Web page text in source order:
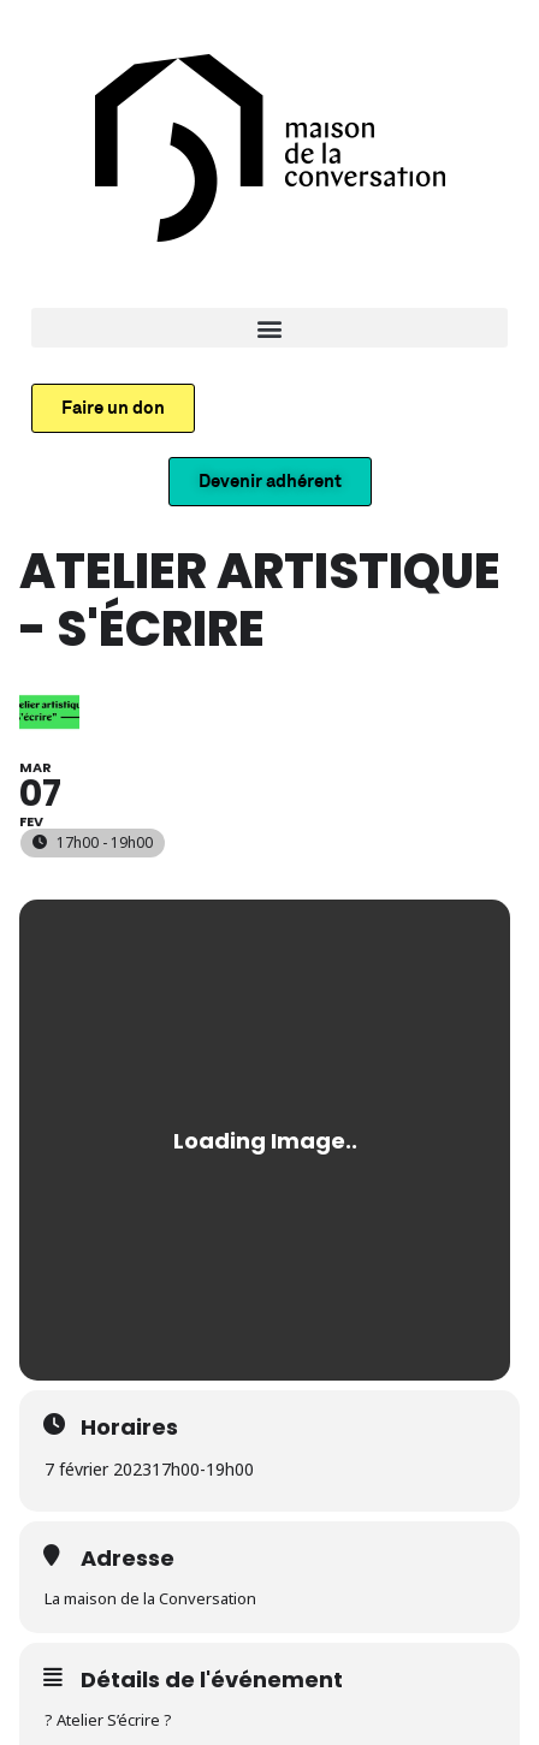
Faire un don
Devenir adhérent
ATELIER ARTISTIQUE
- S'ÉCRIRE
MAR
07
FEV
17h00 - 19h00
Horaires
7 février 202317h00-19h00
Adresse
La maison de la Conversation
Détails de l'événement
?️ Atelier S’écrire ?️